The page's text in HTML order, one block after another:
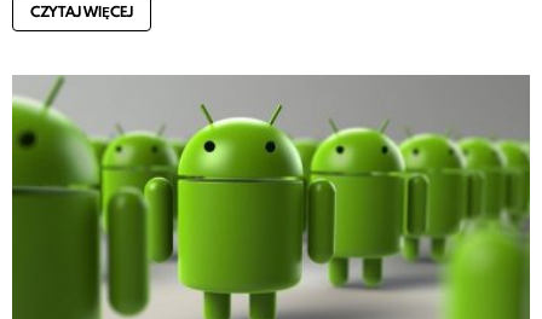
CZYTAJ WIĘCEJ